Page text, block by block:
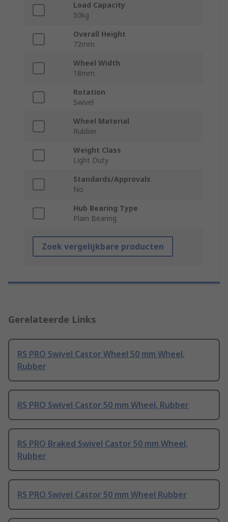
Load Capacity
50kg
Overall Height
72mm
Wheel Width
18mm
Rotation
Swivel
Wheel Material
Rubber
Weight Class
Light Duty
Standards/Approvals
No
Hub Bearing Type
Plain Bearing
Zoek vergelijkbare producten
Gerelateerde Links
RS PRO Swivel Castor Wheel 50 mm Wheel,
Rubber
RS PRO Swivel Castor 50 mm Wheel, Rubber
RS PRO Braked Swivel Castor 50 mm Wheel,
Rubber
RS PRO Swivel Castor 50 mm Wheel Rubber